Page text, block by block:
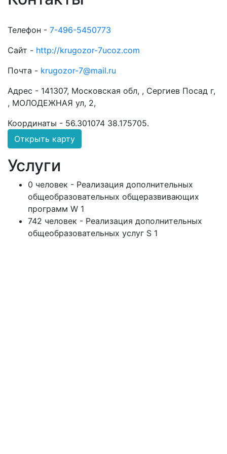
Телефон - 7-496-5450773
Сайт - http://krugozor-7ucoz.com
Почта - krugozor-7@mail.ru
Адрес - 141307, Московская обл, , Сергиев Посад г,
, МОЛОДЕЖНАЯ ул, 2,
Координаты - 56.301074 38.175705.
Открыть карту
Услуги
0 человек - Реализация дополнительных
общеобразовательных общеразвивающих
программ W 1
742 человек - Реализация дополнительных
общеобразовательных услуг S 1